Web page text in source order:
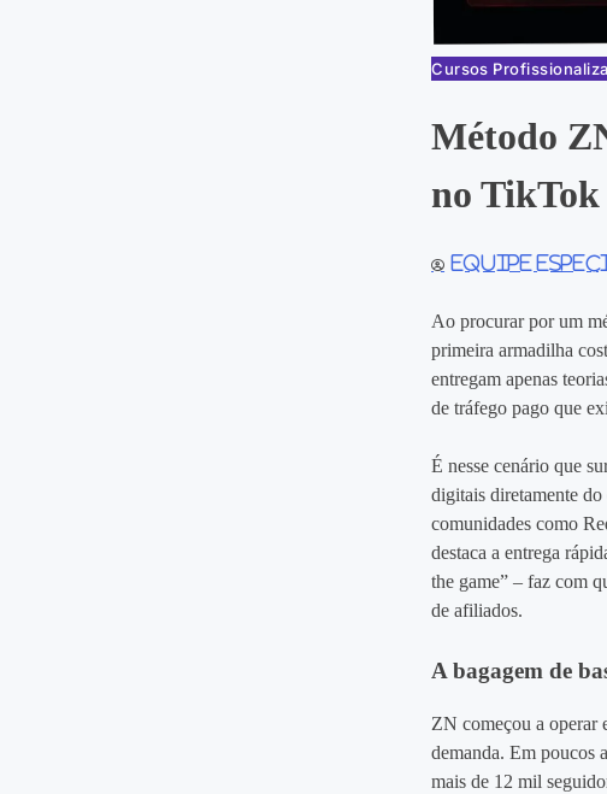
Cursos
Método
no TikTok
Equipe
Ao procurar por um
primeira armadilha
entregam apenas
de tráfego pago que
É nesse cenário que
digitais diretamente do
comunidades como
destaca a entrega
the game” – faz com
de afiliados.
A bagagem de
ZN começou a operar
demanda. Em poucos
mais de 12 mil